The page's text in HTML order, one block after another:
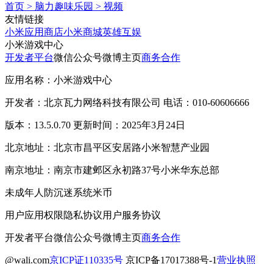
首页 > 脑力趣味乐园 > 视频
友情链接
小米应用商店小米商城英雄互娱
小米游戏中心
开发者平台微信公众号微博主页商务合作
应用名称：小米游戏中心
开发者：北京瓦力网络科技有限公司 电话：010-60606666
版本：13.5.0.70 更新时间：2025年3月24日
北京地址：北京市昌平区安居路小米智慧产业园
南京地址：南京市建邺区永初路37号小米华东总部
未成年人防沉迷系统米币
用户应用权限隐私协议用户服务协议
开发者平台微信公众号微博主页商务合作
@wali.com京ICP证110335号 京ICP备17017388号-1营业执照